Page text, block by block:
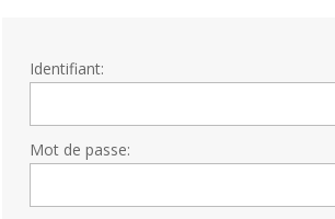
Identifiant:
Mot de passe: